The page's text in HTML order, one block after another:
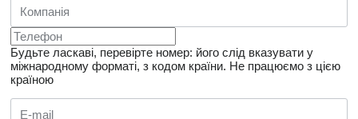
Будьте ласкаві, перевірте номер: його слід вказувати у
міжнародному форматі, з кодом країни. Не працюємо з цією
країною